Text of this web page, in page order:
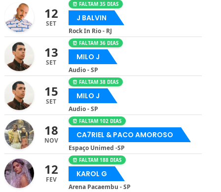
12
SET
⏰ FALTAM 35 DIAS
J BALVIN
Rock In Rio - RJ
13
SET
⏰ FALTAM 36 DIAS
MILO J
Audio - SP
15
SET
⏰ FALTAM 38 DIAS
MILO J
Audio - SP
18
NOV
⏰ FALTAM 102 DIAS
CA7RIEL & PACO AMOROSO
Espaço Unimed -SP
12
FEV
⏰ FALTAM 188 DIAS
KAROL G
Arena Pacaembu - SP